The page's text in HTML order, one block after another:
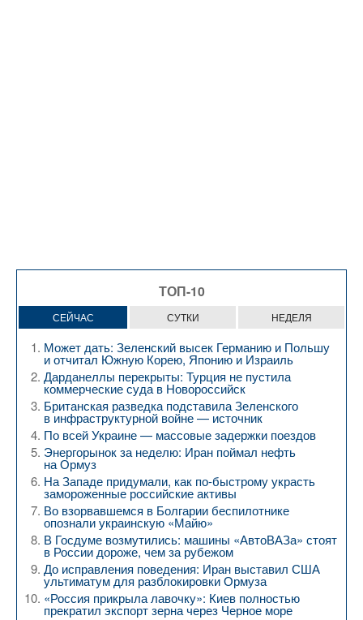
ТОП-10
СЕЙЧАС СУТКИ НЕДЕЛЯ
Может дать: Зеленский высек Германию и Польшу
и отчитал Южную Корею, Японию и Израиль
Дарданеллы перекрыты: Турция не пустила
коммерческие суда в Новороссийск
Британская разведка подставила Зеленского
в инфраструктурной войне — источник
По всей Украине — массовые задержки поездов
Энергорынок за неделю: Иран поймал нефть
на Ормуз
На Западе придумали, как по-быстрому украсть
замороженные российские активы
Во взорвавшемся в Болгарии беспилотнике
опознали украинскую «Майю»
В Госдуме возмутились: машины «АвтоВАЗа» стоят
в России дороже, чем за рубежом
До исправления поведения: Иран выставил США
ультиматум для разблокировки Ормуза
«Россия прикрыла лавочку»: Киев полностью
прекратил экспорт зерна через Черное море